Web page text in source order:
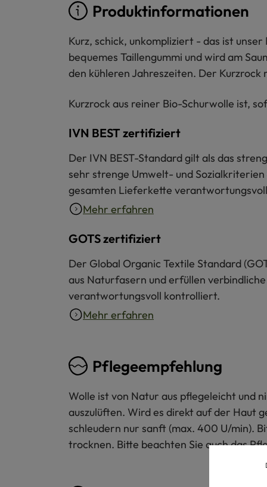
Produktinformationen
Kurz, schick, unkompliziert - das ist
bequemes Taillengummi und wird am
den kühleren Jahreszeiten. Der
Kurzrock aus reiner Bio-Schurwolle ist,
IVN BEST zertifiziert
Der IVN BEST-Standard gilt als das
sehr strenge Umwelt- und
gesamten Lieferkette
Mehr erfahren
GOTS zertifiziert
Der Global Organic Textile Standard
aus Naturfasern und erfüllen
verantwortungsvoll kontrolliert.
Mehr erfahren
Pflegeempfehlung
Wolle ist von Natur aus pflegeleicht und
auszulüften. Wird es direkt auf der Haut
schleudern nur sanft (max. 400 U/min).
trocknen. Bitte beachten Sie auch das